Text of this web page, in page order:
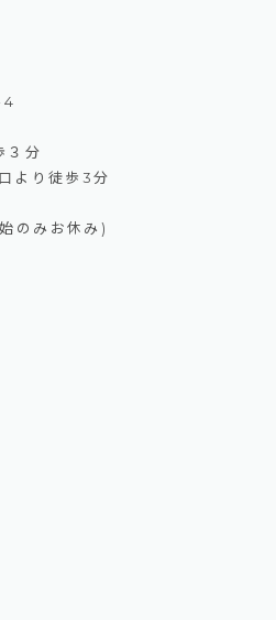
4
３分
より徒歩3分
のみお休み)